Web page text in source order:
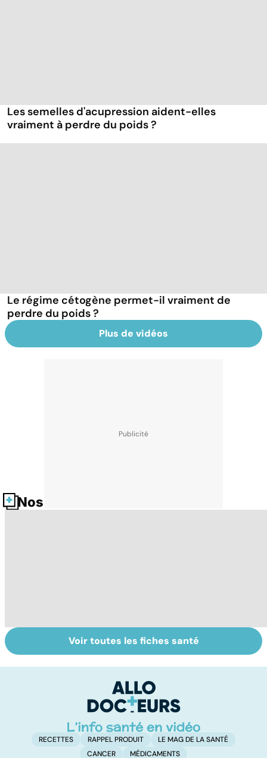
Les semelles d'acupression aident-elles
vraiment à perdre du poids ?
Le régime cétogène permet-il vraiment de
perdre du poids ?
Plus de vidéos
Nos fiches santé
Le TDAH, un
trouble de
hyperactivité
Alimentation :
mangeons-nous
protéines ?
Voir toutes les fiches santé
RECETTES RAPPEL PRODUIT
LE MAG DE LA SANTÉ
CANCER
MÉDICAMENTS